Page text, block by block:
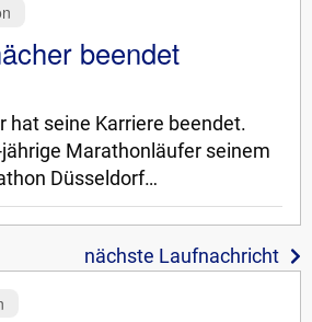
beendet
hat seine Karriere beendet.
Marathonläufer seinem
Düsseldorf…
nächste Laufnachricht